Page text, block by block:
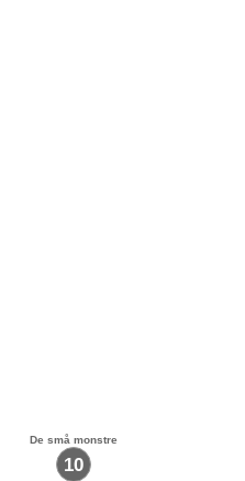
10
De små monstre